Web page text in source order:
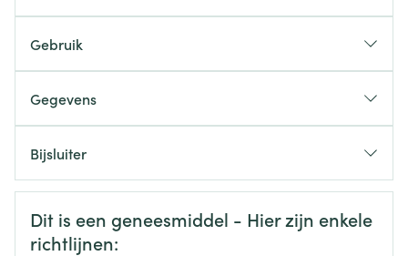
Gebruik
Gegevens
Organisaties Heel Belgium
Merken
Bijsluiter
Nederlands
Duits Frans
Veiligheidsinformatie
Dit is een geneesmiddel - Hier zijn enkele
richtlijnen: